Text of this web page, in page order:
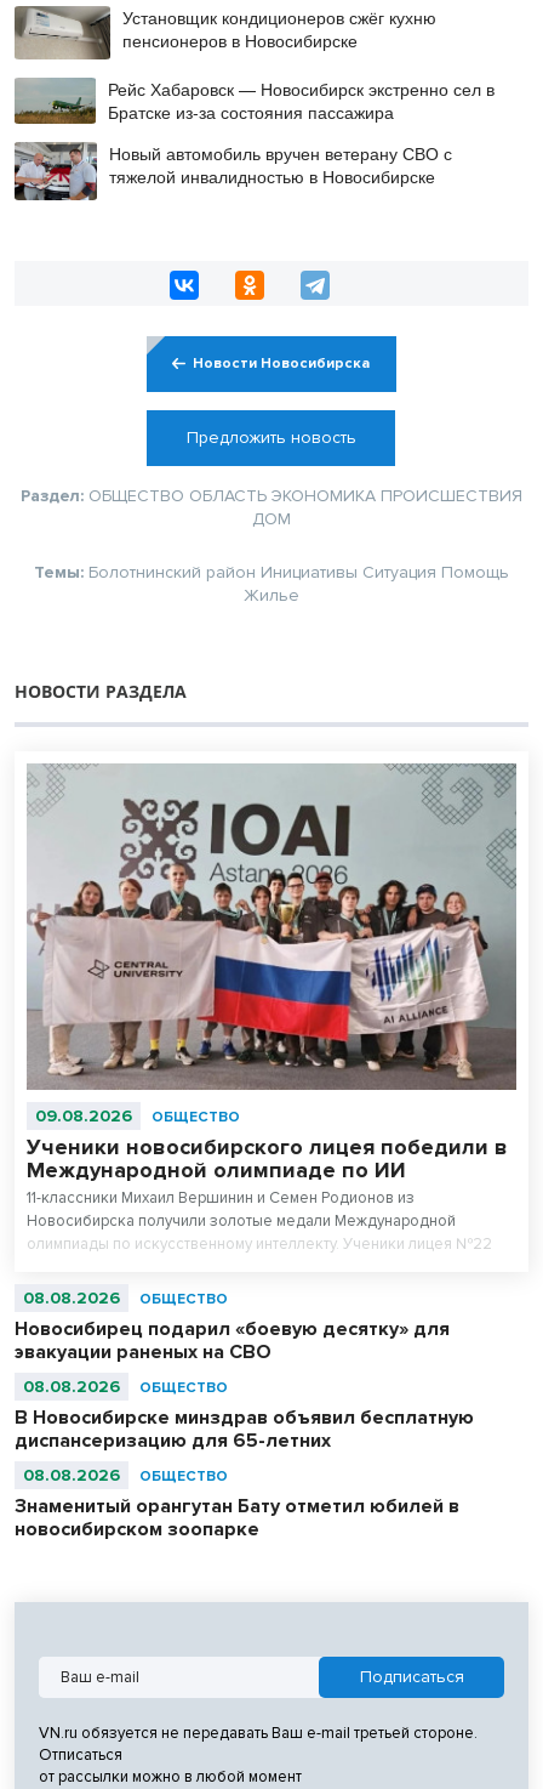
Установщик кондиционеров сжёг кухню
пенсионеров в Новосибирске
Рейс Хабаровск — Новосибирск экстренно сел в
Братске из-за состояния пассажира
Новый автомобиль вручен ветерану СВО с
тяжелой инвалидностью в Новосибирске
Новости Новосибирска
Предложить новость
Раздел: ОБЩЕСТВО ОБЛАСТЬ ЭКОНОМИКА ПРОИСШЕСТВИЯ
ДОМ
Темы: Болотнинский район Инициативы Ситуация Помощь
Жилье
НОВОСТИ РАЗДЕЛА
09.08.2026 ОБЩЕСТВО
Ученики новосибирского лицея победили в
Международной олимпиаде по ИИ
11-классники Михаил Вершинин и Семен Родионов из
Новосибирска получили золотые медали Международной
олимпиады по искусственному интеллекту. Ученики лицея №22
абсолютными чемпионами соревнований.
08.08.2026 ОБЩЕСТВО
Новосибирец подарил «боевую десятку» для
эвакуации раненых на СВО
08.08.2026 ОБЩЕСТВО
В Новосибирске минздрав объявил бесплатную
диспансеризацию для 65-летних
08.08.2026 ОБЩЕСТВО
Знаменитый орангутан Бату отметил юбилей в
новосибирском зоопарке
VN.ru обязуется не передавать Ваш e-mail третьей стороне.
Отписаться
от рассылки можно в любой момент